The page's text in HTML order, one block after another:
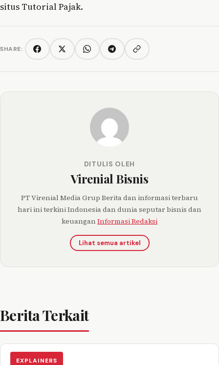
situs Tutorial Pajak.
SHARE: FacebookTwitter/XWhatsAppTelegramCopy link
DITULIS OLEH
Virenial Bisnis
PT Virenial Media Grup Berita dan informasi terbaru
hari ini terkini Indonesia dan dunia seputar bisnis dan
keuangan Informasi Redaksi
Lihat semua artikel
Berita Terkait
EXPLAINERS